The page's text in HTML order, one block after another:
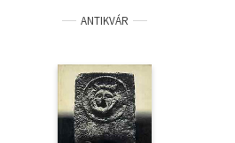
ANTIKVÁR